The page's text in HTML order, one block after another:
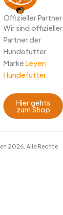
Offizieller Partner
Wir sind offizieller
Partner der
Hundefutter
Marke Leyen
Hundefutter.
Hier gehts
zum Shop
2026. Alle Rechte